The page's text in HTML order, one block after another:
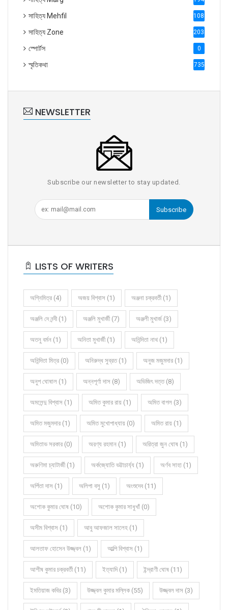
সাহিত্য Mehfil 1088
সাহিত্য Zone 2035
স্পোর্টস 0
স্মৃতিকথা 735
NEWSLETTER
Subscribe our newsletter to stay updated.
Subscribe
LISTS OF WRITERS
অগ্নিমিত্র (4) অজয় বিশ্বাস (1) অঞ্জনা চক্রবর্তী (1)
অঞ্জলি দে নন্দী (1) অঞ্জলি মুখার্জী (7) অঞ্জলী মুখার্জ (3)
অতনু বর্মন (1) অনিতা মুখার্জী (1) অনিন্দিতা নাথ (1)
অনিন্দিতা মিত্র (0) অনিরুদ্ধ সুব্রত (1) অনুজ মজুমদার (1)
অনুপ ঘোষাল (1) অন্নপূর্ণা দাস (8) অভিজিৎ দত্ত (8)
অমলেন্দু বিশ্বাস (1) অমিত কুমার রায় (1) অমিত বাগল (3)
অমিত মজুমদার (1) অমিত মুখোপাধ্যায় (0) অমিত রায় (1)
অমিতাভ সরকার (0) অরণ্য রহমান (1) অরিত্রা জুন ঘোষ (1)
অরুণিমা চ্যাটার্জী (1) অর্কজ্যোতি ভট্টাচার্য্য (1) অর্ণব সাহা (1)
অর্পিতা দাস (1) অলিপা বসু (1) অংশুদেব (11)
অশোক কুমার ঘোষ (10) অশোক কুমার সাধুখাঁ (0)
অসীম বিশ্বাস (1) আবু আফজাল সালেহ (1)
আলতাফ হোসেন উজ্জ্বল (1) আল্পি বিশ্বাস (1)
আশীষ কুমার চক্রবর্তী (11) ইত্যাদি (1) ইন্দ্রাণী ঘোষ (11)
ইমতিয়াজ কবির (3) উজ্জ্বল কুমার মল্লিক (55) উজ্জ্বল দাস (3)